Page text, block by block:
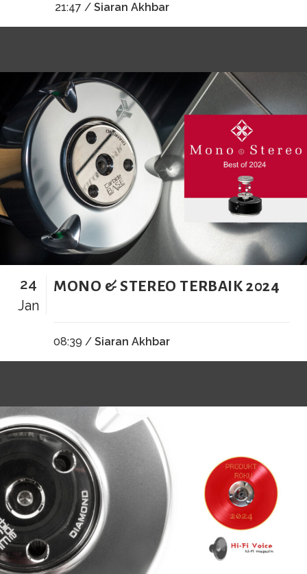
21:47 / Siaran Akhbar
24
Jan
MONO & STEREO TERBAIK 2024
08:39 / Siaran Akhbar